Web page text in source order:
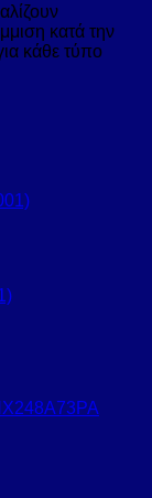
κατά την
κάθε τύπο